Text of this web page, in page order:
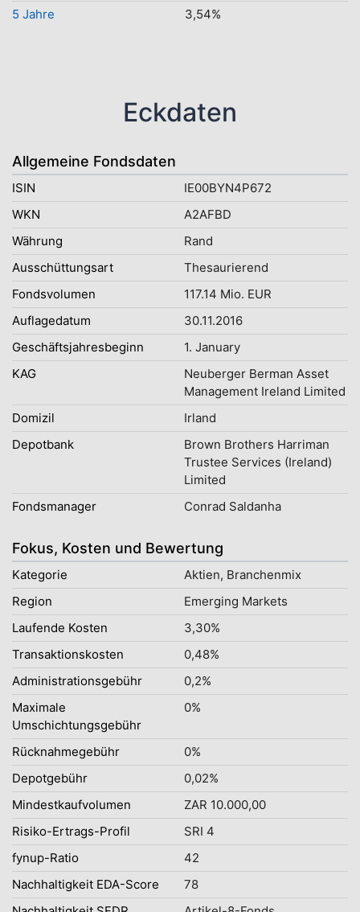
5 Jahre
3,54%
Eckdaten
Allgemeine Fondsdaten
ISIN
IE00BYN4P672
WKN
A2AFBD
Währung
Rand
Ausschüttungsart
Thesaurierend
Fondsvolumen
117.14 Mio. EUR
Auflagedatum
30.11.2016
Geschäftsjahresbeginn
1. January
KAG
Neuberger Berman Asset
Management Ireland Limited
Domizil
Irland
Depotbank
Brown Brothers Harriman
Trustee Services (Ireland)
Limited
Fondsmanager
Conrad Saldanha
Fokus, Kosten und Bewertung
Kategorie
Aktien, Branchenmix
Region
Emerging Markets
Laufende Kosten
3,30%
Transaktionskosten
0,48%
Administrationsgebühr
0,2%
Maximale
Umschichtungsgebühr
0%
Rücknahmegebühr
0%
Depotgebühr
0,02%
Mindestkaufvolumen
ZAR 10.000,00
Risiko-Ertrags-Profil
SRI 4
fynup-Ratio
42
Nachhaltigkeit EDA-Score
78